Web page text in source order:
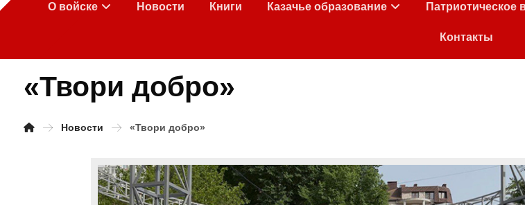
О войске Новости Книги Казачье образование Патриотическое
Контакты
«Твори добро»
Новости «Твори добро»